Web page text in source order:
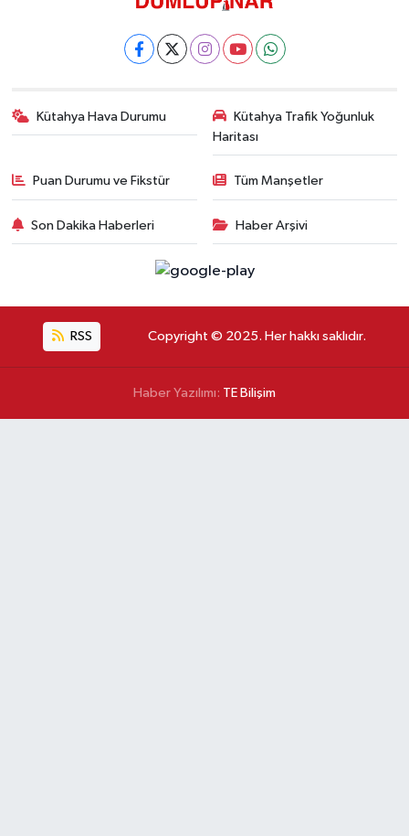
Kütahya Hava Durumu
Kütahya Trafik Yoğunluk
Haritası
Puan Durumu ve Fikstür Tüm Manşetler
Son Dakika Haberleri Haber Arşivi
RSS Copyright © 2025. Her hakkı saklıdır.
Haber Yazılımı: TE Bilişim